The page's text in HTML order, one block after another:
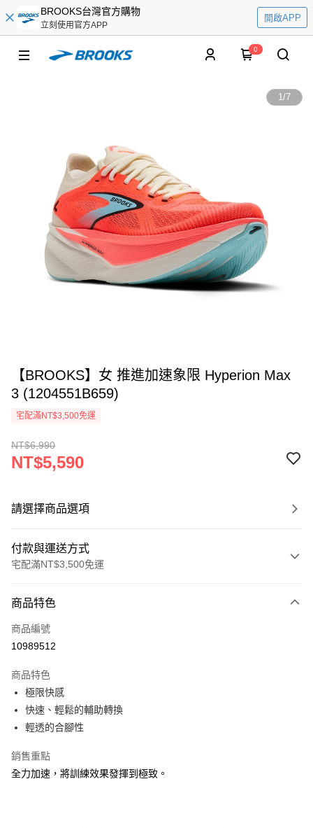
BROOKS台灣官方購物
立刻使用官方APP
開啟APP
0
1/7
【BROOKS】女 推進加速象限 Hyperion Max
3 (1204551B659)
宅配滿NT$3,500免運
NT$6,990
NT$5,590
請選擇商品選項
付款與運送方式
宅配滿NT$3,500免運
信用卡一次付款
ATM付款
運送方式
宅配
每筆NT$100，滿NT$3,500(含以上)免運費
商品特色
商品編號
10989512
商品特色
極限快感
快速、輕鬆的輔助轉換
輕透的合腳性
銷售重點
全力加速，將訓練效果發揮到極致。